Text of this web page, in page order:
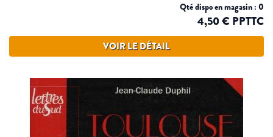
Qté dispo en magasin : 0
4,50 € PPTTC
VOIR LE DÉTAIL